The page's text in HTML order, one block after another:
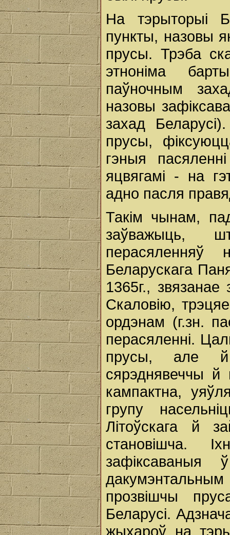
На тэрыторыі
пункты, назовы
прусы. Трэба
этноніма
паўночным
назовы
захад
прусы,
гэныя
яцвягамі - на
адно пасля
Такім чынам,
заўважыць,
перасяленняў
Беларускага
1365г.,
Скаловію,
ордэнам (г.зн.
перасяленні.
прусы, але й
сярэднявеччы й
кампактна,
групу
Літоўскага й
становішча.
зафіксаваныя
прозвішчы
Беларусі.
жыхароў на